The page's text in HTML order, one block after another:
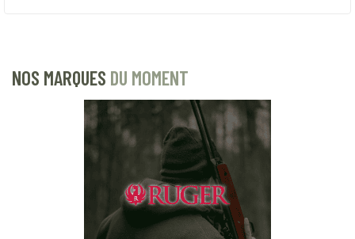
NOS MARQUES DU MOMENT